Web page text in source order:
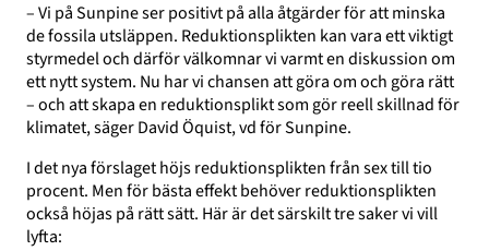
– Vi på Sunpine ser positivt på alla åtgärder för att minska
de fossila utsläppen. Reduktionsplikten kan vara ett viktigt
styrmedel och därför välkomnar vi varmt en diskussion om
ett nytt system. Nu har vi chansen att göra om och göra rätt
– och att skapa en reduktionsplikt som gör reell skillnad för
klimatet, säger David Öquist, vd för Sunpine.
I det nya förslaget höjs reduktionsplikten från sex till tio
procent. Men för bästa effekt behöver reduktionsplikten
också höjas på rätt sätt. Här är det särskilt tre saker vi vill
lyfta: